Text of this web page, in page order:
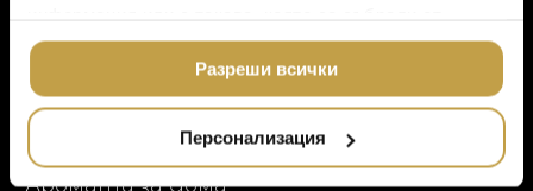
ползването от Ваша страна на услугите им.
Разреши всички
Персонализация
Онлайн пазаруване
ПРОДУКТОВИ КАТЕГОРИИ
Висок клас мебели
Аксесоари за интериора
Аромати за дома
МЕБЕЛИ
ПОДАРЪЦИ
DOLCE & GABBANA
ETHNICRAFT
ZUIVER
DUTCHBONE